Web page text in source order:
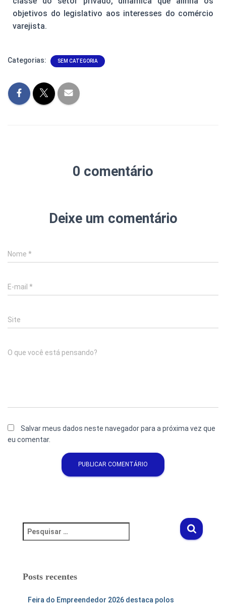
objetivos do legislativo aos interesses do comércio
varejista.
Categorias: SEM CATEGORIA
0 comentário
Deixe um comentário
Nome *
E-mail *
Site
O que você está pensando?
Salvar meus dados neste navegador para a próxima vez que
eu comentar.
Posts recentes
Feira do Empreendedor 2026 destaca polos